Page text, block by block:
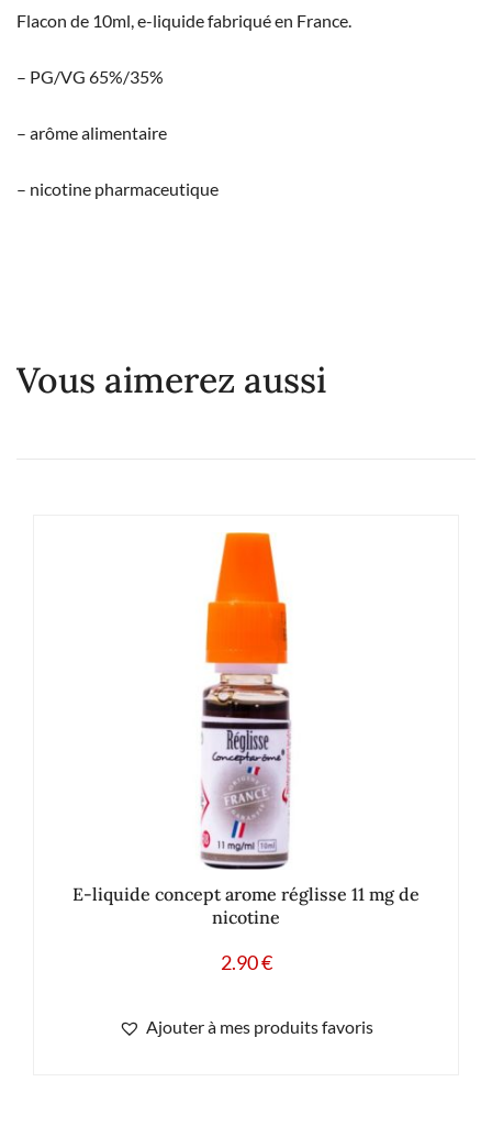
Flacon de 10ml, e-liquide fabriqué en France.
– PG/VG 65%/35%
– arôme alimentaire
– nicotine pharmaceutique
Vous aimerez aussi
E-liquide concept arome réglisse 11 mg de
nicotine
2.90€
Ajouter à mes produits favoris